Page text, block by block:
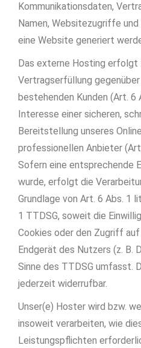
Kommunikationsdaten,
Namen, Websitezugriffe
eine Website generiert
Das externe Hosting erfolgt
Vertragserfüllung
bestehenden Kunden (Art. 6
Interesse einer sicheren,
Bereitstellung unseres
professionellen Anbieter
Sofern eine entsprechende
wurde, erfolgt die
Grundlage von Art. 6 Abs. 1
1 TTDSG, soweit die
Cookies oder den Zugriff
Endgerät des Nutzers (z. B.
Sinne des TTDSG umfasst.
jederzeit widerrufbar.
Unser(e) Hoster wird bzw.
insoweit verarbeiten, wie
Leistungspflichten